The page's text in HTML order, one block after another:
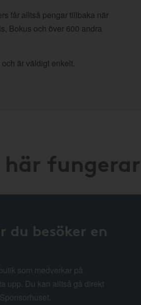
får alltså pengar tillbaka när
Bokus och över 600 andra
är väldigt enkelt.
här
du besöker en
som medverkar på
upp. Du kan alltså gå direkt